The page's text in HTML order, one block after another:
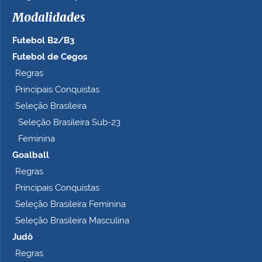
o
o
m
e
t
Modalidades
Futebol B2/B3
Futebol de Cegos
Regras
Principais Conquistas
Seleção Brasileira
Seleção Brasileira Sub-23
Feminina
Goalball
Regras
Principais Conquistas
Seleção Brasileira Feminina
Seleção Brasileira Masculina
Judô
Regras